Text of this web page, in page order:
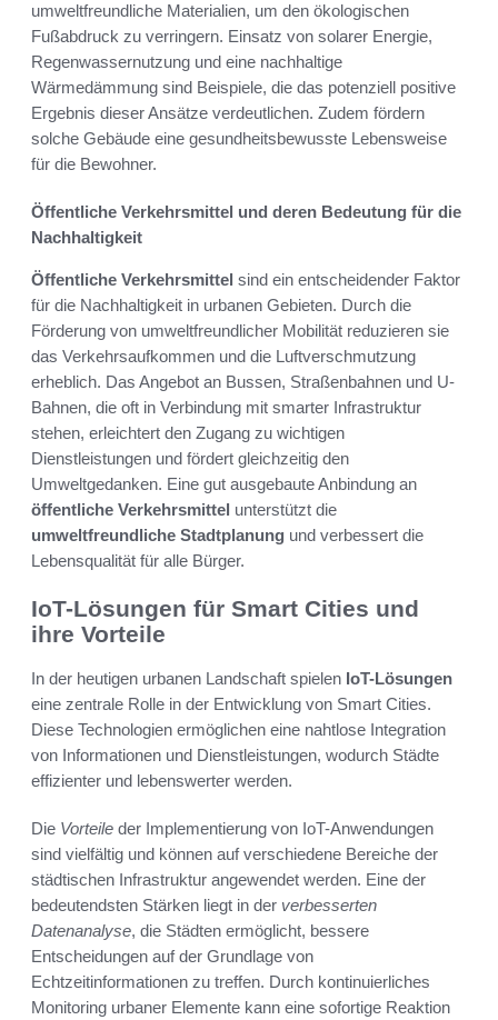
umweltfreundliche Materialien, um den ökologischen
Fußabdruck zu verringern. Einsatz von solarer Energie,
Regenwassernutzung und eine nachhaltige
Wärmedämmung sind Beispiele, die das potenziell positive
Ergebnis dieser Ansätze verdeutlichen. Zudem fördern
solche Gebäude eine gesundheitsbewusste Lebensweise
für die Bewohner.
Öffentliche Verkehrsmittel und deren Bedeutung für die
Nachhaltigkeit
Öffentliche Verkehrsmittel sind ein entscheidender Faktor
für die Nachhaltigkeit in urbanen Gebieten. Durch die
Förderung von umweltfreundlicher Mobilität reduzieren sie
das Verkehrsaufkommen und die Luftverschmutzung
erheblich. Das Angebot an Bussen, Straßenbahnen und U-
Bahnen, die oft in Verbindung mit smarter Infrastruktur
stehen, erleichtert den Zugang zu wichtigen
Dienstleistungen und fördert gleichzeitig den
Umweltgedanken. Eine gut ausgebaute Anbindung an
öffentliche Verkehrsmittel unterstützt die
umweltfreundliche Stadtplanung und verbessert die
Lebensqualität für alle Bürger.
IoT-Lösungen für Smart Cities und
ihre Vorteile
In der heutigen urbanen Landschaft spielen IoT-Lösungen
eine zentrale Rolle in der Entwicklung von Smart Cities.
Diese Technologien ermöglichen eine nahtlose Integration
von Informationen und Dienstleistungen, wodurch Städte
effizienter und lebenswerter werden.
Die Vorteile der Implementierung von IoT-Anwendungen
sind vielfältig und können auf verschiedene Bereiche der
städtischen Infrastruktur angewendet werden. Eine der
bedeutendsten Stärken liegt in der verbesserten
Datenanalyse, die Städten ermöglicht, bessere
Entscheidungen auf der Grundlage von
Echtzeitinformationen zu treffen. Durch kontinuierliches
Monitoring urbaner Elemente kann eine sofortige Reaktion